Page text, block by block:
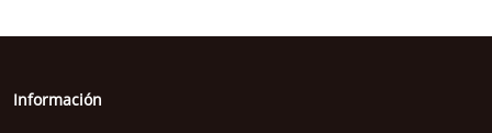
Información